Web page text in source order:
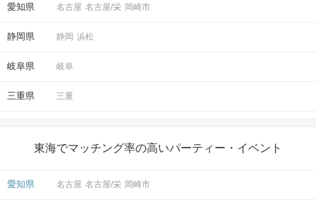
STEP4
連絡先交換したお相手とお誘いあわせの上、
現地で別途お支払いいただきます※現金のみ※
・人数によってはグループチェンジしない場合がございます。
愛知県 名古屋 名古屋/栄 岡崎市
静岡県 静岡 浜松
岐阜県 岐阜
三重県 三重
東海でマッチング率の高いパーティー・イベント
愛知県 名古屋 名古屋/栄 岡崎市